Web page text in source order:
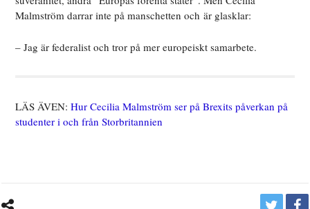
Malmström darrar inte på manschetten och är glasklar:
– Jag är federalist och tror på mer europeiskt samarbete.
LÄS ÄVEN:Hur Cecilia Malmström ser på Brexits påverkan på
studenter i och från Storbritannien